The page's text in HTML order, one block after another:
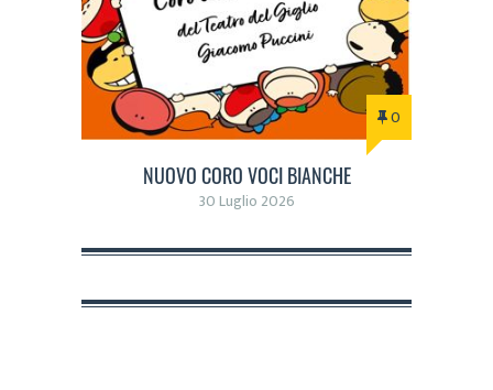
0
NUOVO CORO VOCI BIANCHE
30 Luglio 2026